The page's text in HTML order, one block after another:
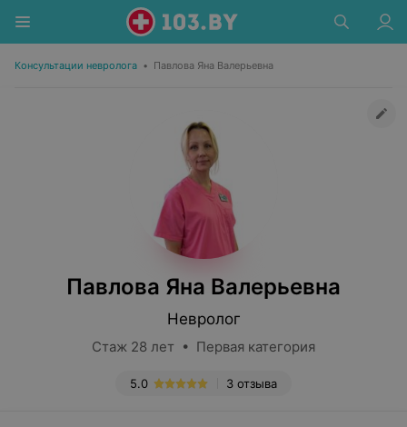
Консультации невролога • Павлова Яна Валерьевна
Павлова Яна Валерьевна
Невролог
Стаж 28 лет • Первая категория
3 отзыва
5.0